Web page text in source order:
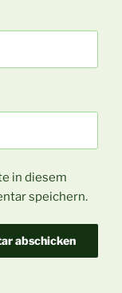
in diesem
speichern.